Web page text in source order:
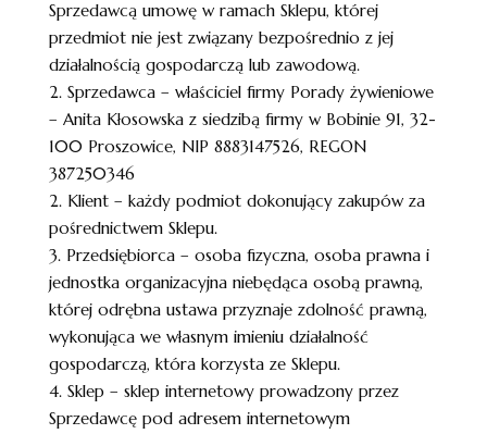
Sprzedawcą umowę w ramach Sklepu, której
przedmiot nie jest związany bezpośrednio z jej
działalnością gospodarczą lub zawodową.
2. Sprzedawca – właściciel firmy Porady żywieniowe
– Anita Kłosowska z siedzibą firmy w Bobinie 91, 32-
100 Proszowice, NIP 8883147526, REGON
387250346
2. Klient – każdy podmiot dokonujący zakupów za
pośrednictwem Sklepu.
3. Przedsiębiorca – osoba fizyczna, osoba prawna i
jednostka organizacyjna niebędąca osobą prawną,
której odrębna ustawa przyznaje zdolność prawną,
wykonująca we własnym imieniu działalność
gospodarczą, która korzysta ze Sklepu.
4. Sklep – sklep internetowy prowadzony przez
Sprzedawcę pod adresem internetowym